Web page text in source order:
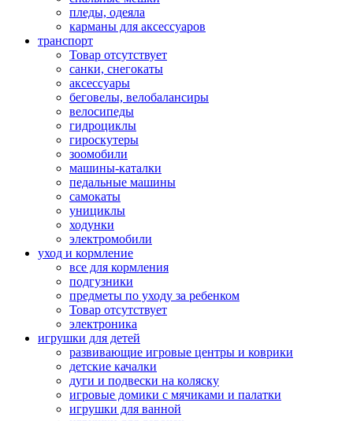
пледы, одеяла
карманы для аксеcсуаров
транспорт
Товар отсутствует
санки, снегокаты
аксессуары
беговелы, велобалансиры
велосипеды
гидроциклы
гироскутеры
зоомобили
машины-каталки
педальные машины
самокаты
унициклы
ходунки
электромобили
уход и кормление
все для кормления
подгузники
предметы по уходу за ребенком
Товар отсутствует
электроника
игрушки для детей
развивающие игровые центры и коврики
детские качалки
дуги и подвески на коляску
игровые домики с мячиками и палатки
игрушки для ванной